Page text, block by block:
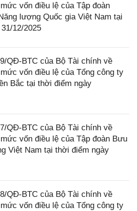
vốn điều lệ của Tập đoàn
lượng Quốc gia Việt Nam tại
12/2025
QĐ-BTC của Bộ Tài chính về
vốn điều lệ của Tổng công ty
Bắc tại thời điểm ngày
QĐ-BTC của Bộ Tài chính về
vốn điều lệ của Tập đoàn Bưu
Việt Nam tại thời điểm ngày
QĐ-BTC của Bộ Tài chính về
vốn điều lệ của Tổng công ty